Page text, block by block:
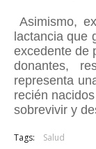
Asimismo,
lactancia que
excedente de
donantes,
representa
recién
sobrevivir y
Tags: Salud